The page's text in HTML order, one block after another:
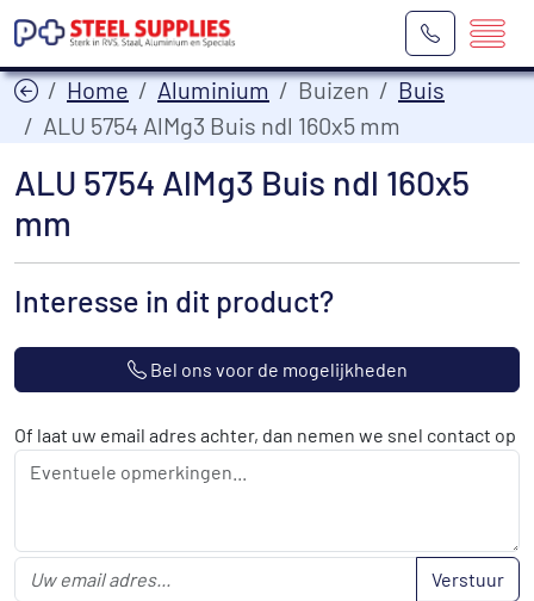
Home Aluminium Buizen
Buis
ALU 5754 AlMg3 Buis ndl 160x5 mm
ALU 5754 AlMg3 Buis ndl 160x5
mm
Interesse in dit product?
Bel ons voor de mogelijkheden
Of laat uw email adres achter, dan nemen we snel contact op
Verstuur